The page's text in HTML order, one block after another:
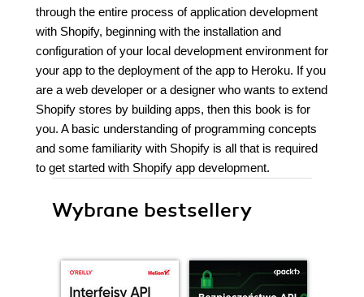
through the entire process of application development
with Shopify, beginning with the installation and
configuration of your local development environment for
your app to the deployment of the app to Heroku. If you
are a web developer or a designer who wants to extend
Shopify stores by building apps, then this book is for
you. A basic understanding of programming concepts
and some familiarity with Shopify is all that is required
to get started with Shopify app development.
Wybrane bestsellery